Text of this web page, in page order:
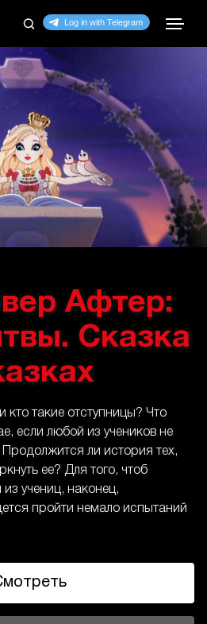
Афтер:
Сказка
кто такие отступницы? Что
если любой из учеников не
Продолжится ли история тех,
ее? Для того, чтоб
учениц, наконец,
пройти немало испытаний